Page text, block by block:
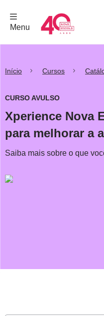
Menu
Início Cursos
CURSO AVULSO
Xperience Nova
para melhorar a
Saiba mais sobre o que